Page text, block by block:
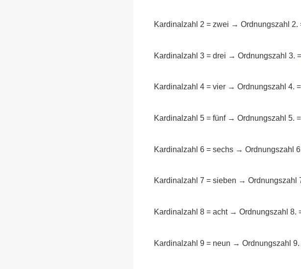
Kardinalzahl 2 = zwei → Ordnungszahl 2.
Kardinalzahl 3 = drei → Ordnungszahl 3.
Kardinalzahl 4 = vier → Ordnungszahl 4.
Kardinalzahl 5 = fünf → Ordnungszahl 5.
Kardinalzahl 6 = sechs → Ordnungszahl
Kardinalzahl 7 = sieben → Ordnungszahl
Kardinalzahl 8 = acht → Ordnungszahl 8.
Kardinalzahl 9 = neun → Ordnungszahl 9.